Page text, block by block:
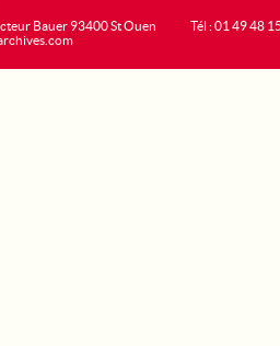
Bauer 93400 St Ouen
Tél : 01 49 48